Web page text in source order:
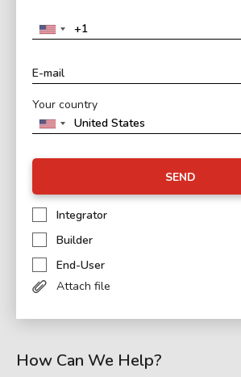
Your country
SEND
Integrator
Builder
End-User
Attach file
How Can We Help?